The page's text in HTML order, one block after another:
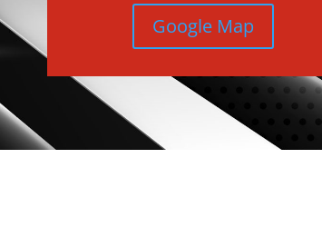
Google Map